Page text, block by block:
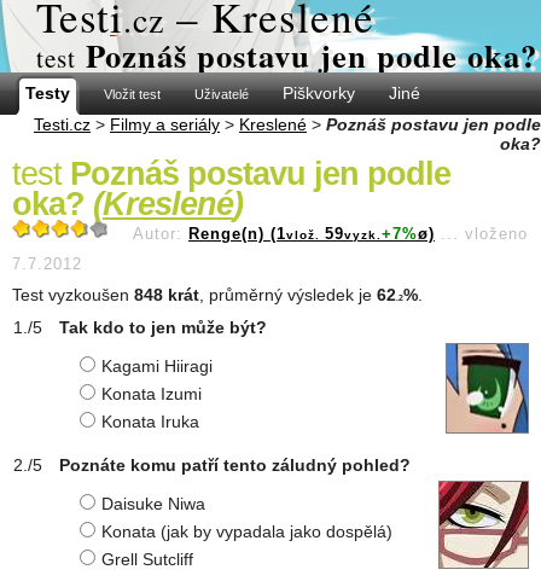
Testi.cz – Kreslené
test Poznáš postavu jen podle oka?
Testy Vložit test Uživatelé Piškvorky
Jiné
Testi.cz > Filmy a seriály > Kreslené > Poznáš postavu jen podle
oka?
test Poznáš postavu jen podle
oka? (Kreslené)
Autor: Renge(n) (1vlož. 59vyzk. +7%ø) ... vloženo
7.7.2012
Test vyzkoušen 848 krát , průměrný výsledek je 62 .2%
Tak kdo to jen může být?
Kagami Hiiragi
Konata Izumi
Konata Iruka
Poznáte komu patří tento záludný pohled?
Daisuke Niwa
Konata (jak by vypadala jako dospělá)
Grell Sutcliff